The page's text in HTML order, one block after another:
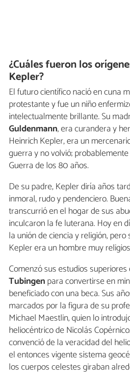
¿Cuáles fueron los
Kepler?
El futuro científico nació en cuna
protestante y fue un niño
intelectualmente brillante. Su
Guldenmann, era curandera y
Heinrich Kepler, era un
guerra y no volvió;
Guerra de los 80 años.
De su padre, Kepler diría años
inmoral, rudo y pendenciero.
transcurrió en el hogar de sus
inculcaron la fe luterana. Hoy en
la unión de ciencia y religión,
Kepler era un hombre muy
Comenzó sus estudios
Tubingenpara convertirse en
beneficiado con una beca. Sus
marcados por la figura de su
Michael Maestlin, quien lo
heliocéntrico de Nicolás
convenció de la veracidad del
el entonces vigente sistema
los cuerpos celestes giraban